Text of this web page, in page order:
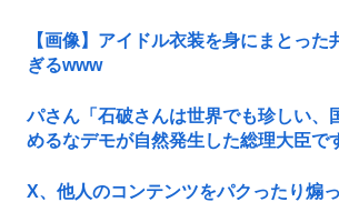
【画像】アイドル衣装を身にまとった
ぎるwww
パさん「石破さんは世界でも珍しい、
めるなデモが自然発生した総理大臣で
X、他人のコンテンツをパクったり煽